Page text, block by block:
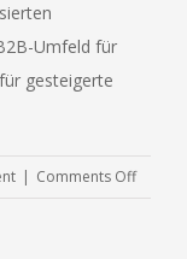
Umfeld für
gesteigerte
| Comments Offon